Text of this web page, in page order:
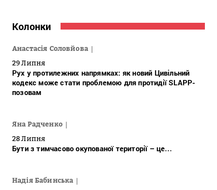
Колонки
Анастасія Соловйова
29 Липня
Рух у протилежних напрямках: як новий Цивільний
кодекс може стати проблемою для протидії SLAPP-
позовам
Яна Радченко
28 Липня
Бути з тимчасово окупованої території – це…
Надія Бабинська